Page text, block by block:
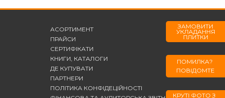
АСОРТИМЕНТ
ПРАЙСИ
СЕРТИФІКАТИ
КНИГИ, КАТАЛОГИ
ДЕ КУПУВАТИ
ПАРТНЕРИ
ПОЛІТИКА КОНФІДЕЦІЙНОСТІ
ЗАМОВИТИ
УКЛАДАННЯ
ПЛИТКИ
ПОМИЛКА?
ПОВІДОМТЕ
КРУТІ ФОТО З